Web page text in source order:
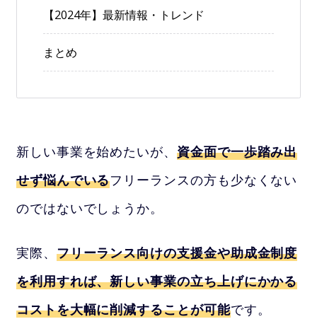
【2024年】最新情報・トレンド
まとめ
新しい事業を始めたいが、 資金面で一歩踏み出
せず悩んでいるフリーランスの方も少なくない
のではないでしょうか。
実際、 フリーランス向けの支援金や助成金制度
を利用すれば、新しい事業の立ち上げにかかる
コストを大幅に削減することが可能です。